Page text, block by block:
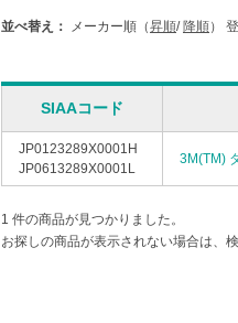
並べ替え： メーカー順（昇順/ 降順）
SIAAコード
JP0123289X0001H
JP0613289X0001L
3M(TM)
1 件の商品が見つかりました。
お探しの商品が表示されない場合は、